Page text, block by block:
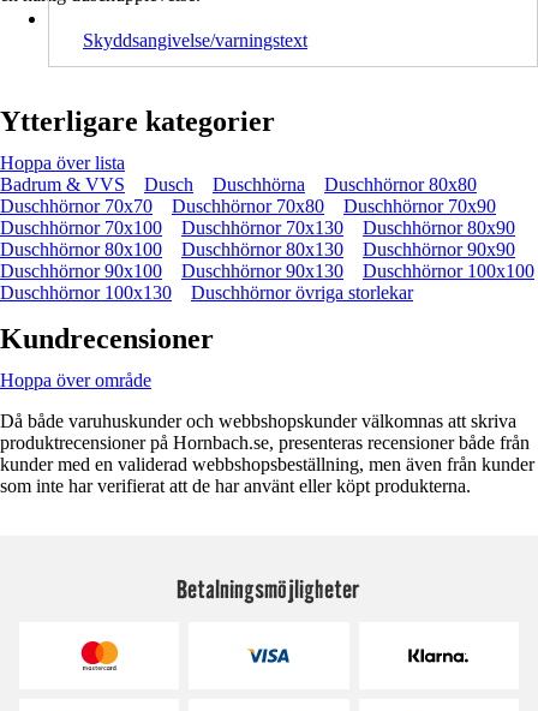
Skyddsangivelse/varningstext
Ytterligare kategorier
Hoppa över lista
Badrum & VVS
Dusch Duschhörna
Duschhörnor 80x80
Duschhörnor 70x70
Duschhörnor 70x80
Duschhörnor 70x90
Duschhörnor 70x100
Duschhörnor 70x130
Duschhörnor 80x90
Duschhörnor 80x100
Duschhörnor 80x130
Duschhörnor 90x90
Duschhörnor 90x100
Duschhörnor 90x130
Duschhörnor 100x100
Duschhörnor 100x130
Duschhörnor övriga storlekar
Kundrecensioner
Hoppa över område
Då både varuhuskunder och webbshopskunder välkomnas att skriva
produktrecensioner på Hornbach.se, presenteras recensioner både från
kunder med en validerad webbshopsbeställning, men även från kunder
som inte har verifierat att de har använt eller köpt produkterna.
Betalningsmöjligheter